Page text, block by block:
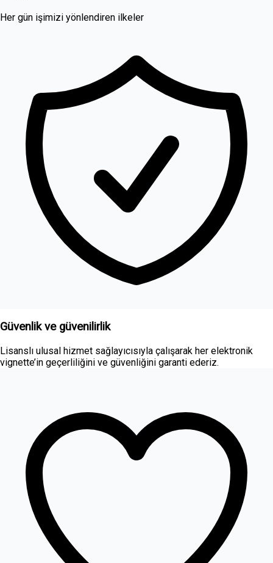
Her gün işimizi yönlendiren ilkeler
Güvenlik ve güvenilirlik
Lisanslı ulusal hizmet sağlayıcısıyla çalışarak her elektronik
vignette’in geçerliliğini ve güvenliğini garanti ederiz.